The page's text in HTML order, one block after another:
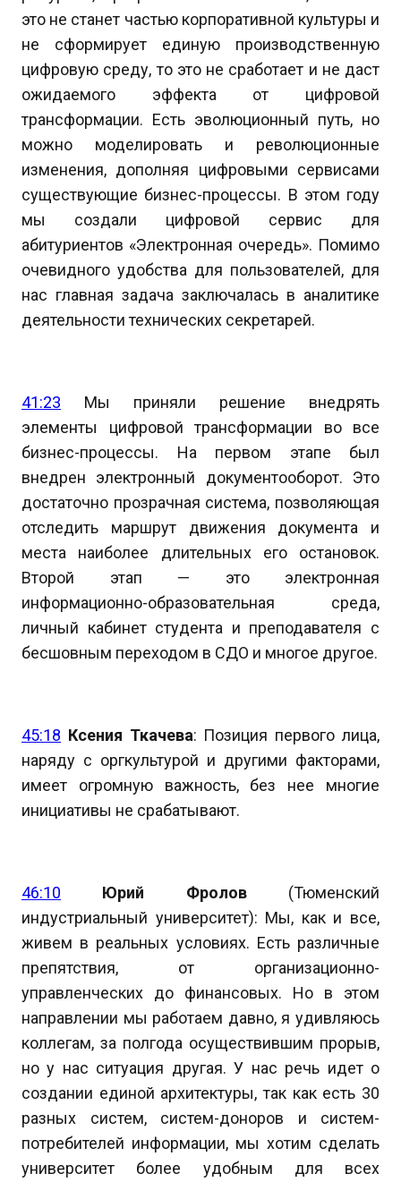
это не станет частью корпоративной культуры и
не сформирует единую производственную
цифровую среду, то это не сработает и не даст
ожидаемого эффекта от цифровой
трансформации. Есть эволюционный путь, но
можно моделировать и революционные
изменения, дополняя цифровыми сервисами
существующие бизнес-процессы. В этом году
мы создали цифровой сервис для
абитуриентов «Электронная очередь». Помимо
очевидного удобства для пользователей, для
нас главная задача заключалась в аналитике
деятельности технических секретарей.
41:23 Мы приняли решение внедрять
элементы цифровой трансформации во все
бизнес-процессы. На первом этапе был
внедрен электронный документооборот. Это
достаточно прозрачная система, позволяющая
отследить маршрут движения документа и
места наиболее длительных его остановок.
Второй этап — это электронная
информационно-образовательная среда,
личный кабинет студента и преподавателя с
бесшовным переходом в СДО и многое другое.
45:18 Ксения Ткачева: Позиция первого лица,
наряду с оргкультурой и другими факторами,
имеет огромную важность, без нее многие
инициативы не срабатывают.
46:10 Юрий Фролов(Тюменский
индустриальный университет): Мы, как и все,
живем в реальных условиях. Есть различные
препятствия, от организационно-
управленческих до финансовых. Но в этом
направлении мы работаем давно, я удивляюсь
коллегам, за полгода осуществившим прорыв,
но у нас ситуация другая. У нас речь идет о
создании единой архитектуры, так как есть 30
разных систем, систем-доноров и систем-
потребителей информации, мы хотим сделать
университет более удобным для всех